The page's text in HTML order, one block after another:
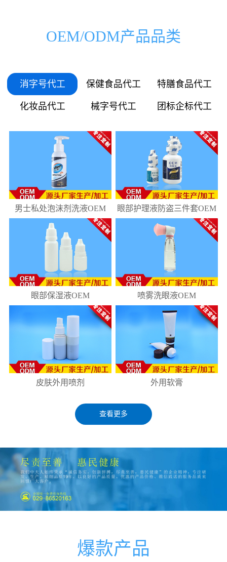
1332
1665
1998
2000
3000
06
08
10
072
109
145
181
218
OEM/ODM产品品类
消字号代工 保健食品代工 特膳食品代工
化妆品代工 械字号代工 团标企标代工
男士私处泡沫剂洗液OEM 眼部护理液防盗三件套OEM
眼部保湿液OEM 喷雾洗眼液OEM
皮肤外用喷剂 外用软膏
查看更多
爆款产品